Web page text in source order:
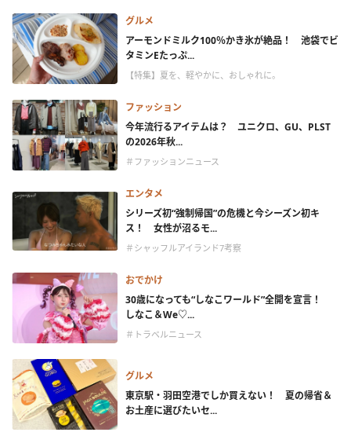
グルメ
アーモンドミルク100％かき氷が絶品！ 池袋でビ
タミンEたっぷ...
【特集】夏を、軽やかに、おしゃれに。
ファッション
今年流行るアイテムは？ ユニクロ、GU、PLST
の2026年秋...
＃ファッションニュース
エンタメ
シリーズ初“強制帰国”の危機と今シーズン初キ
ス！ 女性が沼るモ...
＃シャッフルアイランド7考察
おでかけ
30歳になっても“しなこワールド”全開を宣言！
しなこ＆We♡...
＃トラベルニュース
グルメ
東京駅・羽田空港でしか買えない！ 夏の帰省＆
お土産に選びたいセ...